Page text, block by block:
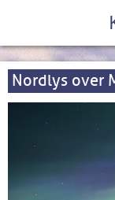
Nordlys over